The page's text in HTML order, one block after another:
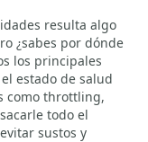
resulta algo
¿sabes por dónde
los principales
estado de salud
como throttling,
todo el
sustos y